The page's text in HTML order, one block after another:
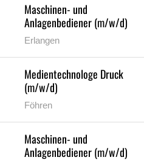
Maschinen- und
Anlagenbediener (m/w/d)
Erlangen
Medientechnologe Druck
(m/w/d)
Föhren
Maschinen- und
Anlagenbediener (m/w/d)